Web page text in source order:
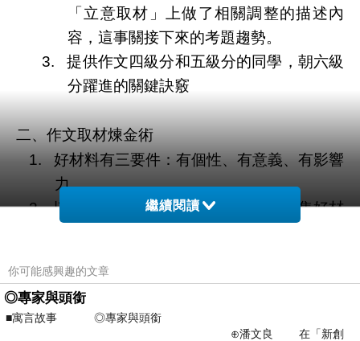
「立意取材」上做了相關調整的描述內
容，這事關接下來的考題趨勢。
3.
提供作文四級分和五級分的同學，朝六級
分躍進的關鍵訣竅
二、作文取材煉金術
1.
好材料有三要件：有個性、有意義、有影響
力
2.
以我為中心，從「人事時地物」中蒐集好材
三、翻轉見識和文采
豐富寫作「內容」：擴充國中生每日所見所
繼續閱讀
你可能感興趣的文章
◎專家與頭銜
■寓言故事 ◎專家與頭銜
⊕潘文良 在「新創